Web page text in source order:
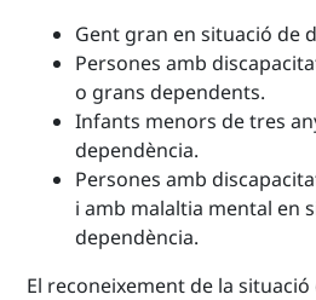
Gent gran en situació de
Persones amb
o grans dependents.
Infants menors de tres
dependència.
Persones amb
i amb malaltia mental en
dependència.
El reconeixement de la